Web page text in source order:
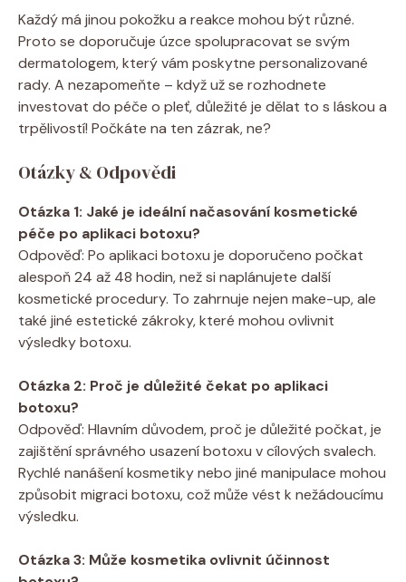
Každý má jinou pokožku a reakce mohou být různé.
Proto se doporučuje úzce spolupracovat se svým
dermatologem, který vám poskytne personalizované
rady. A nezapomeňte – když už se rozhodnete
investovat do péče o pleť, důležité je dělat to s láskou a
trpělivostí! Počkáte na ten zázrak, ne?
Otázky & Odpovědi
Otázka 1: Jaké je ideální načasování kosmetické
péče po aplikaci botoxu?
Odpověď: Po aplikaci botoxu je doporučeno počkat
alespoň 24 až 48 hodin, než si naplánujete další
kosmetické procedury. To zahrnuje nejen make-up, ale
také jiné estetické zákroky, které mohou ovlivnit
výsledky botoxu.
Otázka 2: Proč je důležité čekat po aplikaci
botoxu?
Odpověď: Hlavním důvodem, proč je důležité počkat, je
zajištění správného usazení botoxu v cílových svalech.
Rychlé nanášení kosmetiky nebo jiné manipulace mohou
způsobit migraci botoxu, což může vést k nežádoucímu
výsledku.
Otázka 3: Může kosmetika ovlivnit účinnost